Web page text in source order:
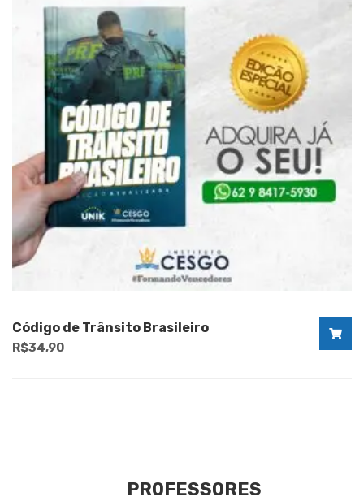
Código de Trânsito Brasileiro
R$34,90
PROFESSORES